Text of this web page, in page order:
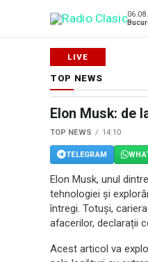
TOP NEWS
Elon Musk: de
TOP NEWS 14:10
TELEGRAM
Elon Musk, unul
tehnologiei și
întregi. Totuși,
afacerilor, declarații
Acest articol va